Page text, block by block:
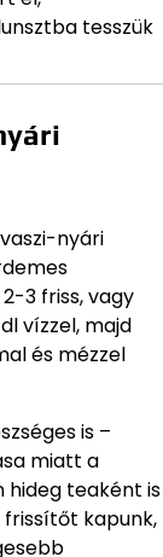
tesszük
nyári
3 friss, vagy
vízzel, majd
és mézzel
is –
miatt a
hideg teaként is
kapunk,